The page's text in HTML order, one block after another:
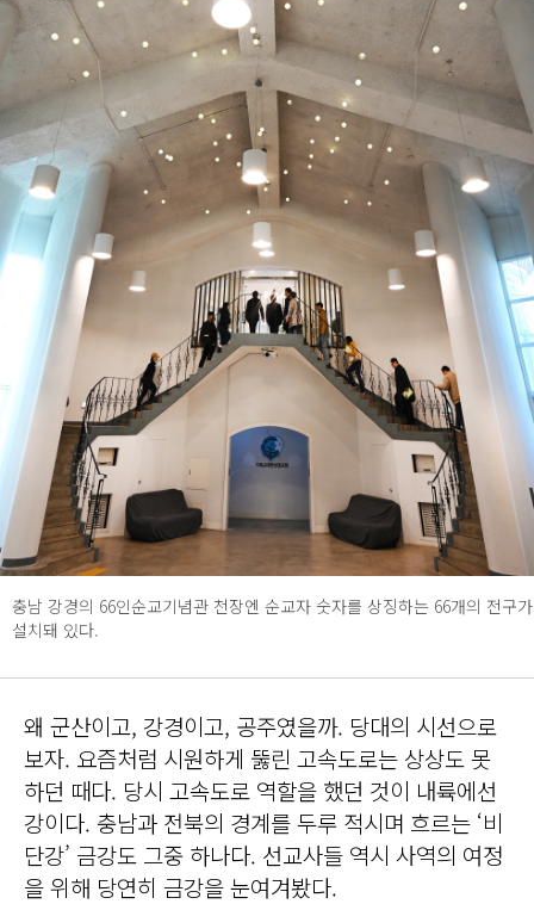
충남 강경의 66인순교기념관 천장엔 순교자 숫자를 상징하는 66개의 전구가
설치돼 있다.
왜 군산이고, 강경이고, 공주였을까. 당대의 시선으로
보자. 요즘처럼 시원하게 뚫린 고속도로는 상상도 못
하던 때다. 당시 고속도로 역할을 했던 것이 내륙에선
강이다. 충남과 전북의 경계를 두루 적시며 흐르는 ‘비
단강’ 금강도 그중 하나다. 선교사들 역시 사역의 여정
을 위해 당연히 금강을 눈여겨봤다.